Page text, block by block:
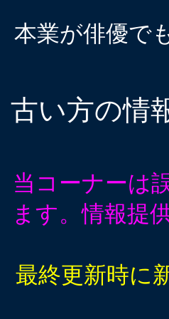
本業が俳優で
古い方の情
当コーナーは
ます。情報提
最終更新時に